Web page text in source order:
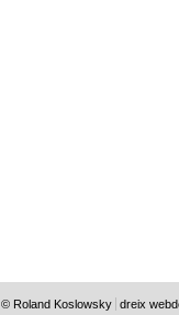
© Roland Koslowsky dreix